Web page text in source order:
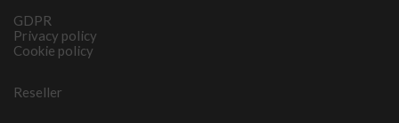
GDPR
Privacy policy
Cookie policy
Reseller